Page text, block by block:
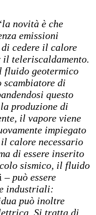
la novità è che
emissioni
cedere il calore
teleriscaldamento.
fluido geotermico
scambiatore di
questo
produzione di
il vapore viene
impiegato
calore necessario
di essere inserito
sismico, il fluido
– può essere
industriali:
può inoltre
Si tratta di